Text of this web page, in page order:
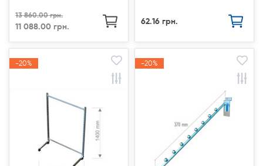
13 860.00 грн.
11 088.00 грн. 62.16 грн.
-20%
-20% -20%
-20%